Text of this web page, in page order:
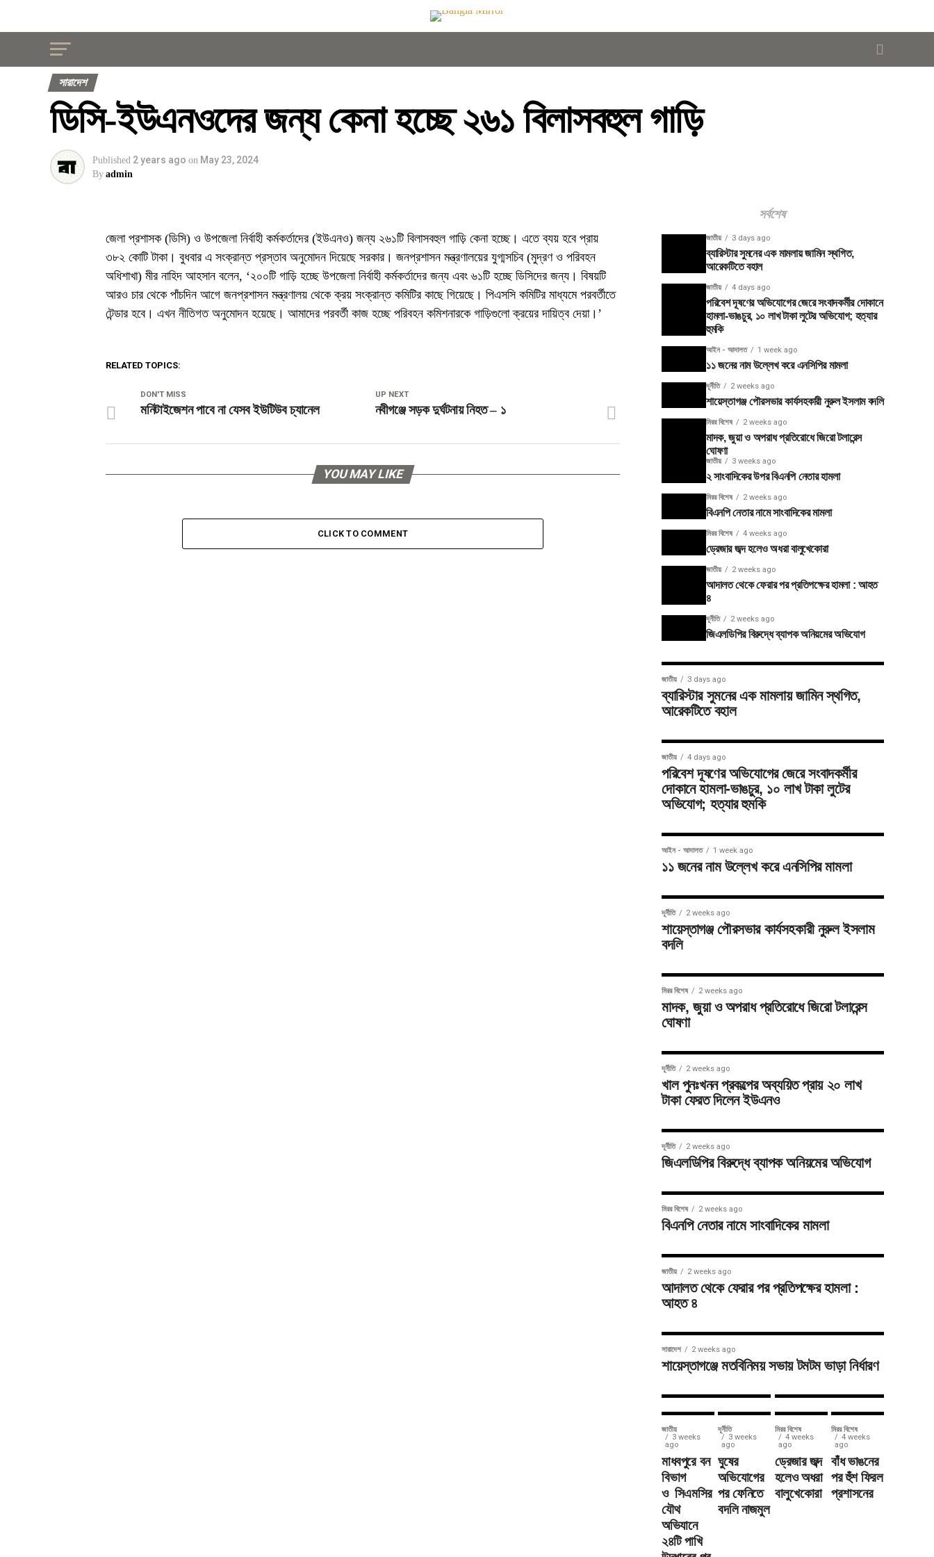
সারাদেশ
ডিসি-ইউএনওদের জন্য কেনা হচ্ছে ২৬১ বিলাসবহুল গাড়ি
Published 2 years ago on May 23, 2024
By admin
জেলা প্রশাসক (ডিসি) ও উপজেলা নির্বাহী কর্মকর্তাদের (ইউএনও) জন্য ২৬১টি বিলাসবহুল গাড়ি কেনা হচ্ছে। এতে ব্যয় হবে প্রায়
৩৮২ কোটি টাকা। বুধবার এ সংক্রান্ত প্রস্তাব অনুমোদন দিয়েছে সরকার। জনপ্রশাসন মন্ত্রণালয়ের যুগ্মসচিব (মুদ্রণ ও পরিবহন
অধিশাখা) মীর নাহিদ আহসান বলেন, ‘২০০টি গাড়ি হচ্ছে উপজেলা নির্বাহী কর্মকর্তাদের জন্য এবং ৬১টি হচ্ছে ডিসিদের জন্য। বিষয়টি
আরও চার থেকে পাঁচদিন আগে জনপ্রশাসন মন্ত্রণালয় থেকে ক্রয় সংক্রান্ত কমিটির কাছে গিয়েছে। পিএসসি কমিটির মাধ্যমে পরবর্তীতে
টেন্ডার হবে। এখন নীতিগত অনুমোদন হয়েছে। আমাদের পরবর্তী কাজ হচ্ছে পরিবহন কমিশনারকে গাড়িগুলো ক্রয়ের দায়িত্ব দেয়া।’
RELATED TOPICS:
UP NEXT
নবীগঞ্জে সড়ক দুর্ঘটনায় নিহত – ১
DON'T MISS
মনিটাইজেশন পাবে না যেসব ইউটিউব চ্যানেল
YOU MAY LIKE
CLICK TO COMMENT
সর্বশেষ
জাতীয় 3 days ago
ব্যারিস্টার সুমনের এক মামলায় জামিন স্থগিত,
আরেকটিতে বহাল
জাতীয় 4 days ago
পরিবেশ দূষণের অভিযোগের জেরে সংবাদকর্মীর দোকানে
হামলা-ভাঙচুর, ১০ লাখ টাকা লুটের অভিযোগ; হত্যার
হুমকি
আইন - আদালত 1 week ago
১১ জনের নাম উল্লেখ করে এনসিপির মামলা
দূর্নীতি 2 weeks ago
শায়েস্তাগঞ্জ পৌরসভার কার্যসহকারী নুরুল ইসলাম বদলি
মিরর বিশেষ 2 weeks ago
মাদক, জুয়া ও অপরাধ প্রতিরোধে জিরো টলারেন্স
ঘোষণা
জাতীয় 3 weeks ago
২ সাংবাদিকের উপর বিএনপি নেতার হামলা
মিরর বিশেষ 2 weeks ago
বিএনপি নেতার নামে সাংবাদিকের মামলা
মিরর বিশেষ 4 weeks ago
ড্রেজার জব্দ হলেও অধরা বালুখেকোরা
জাতীয় 2 weeks ago
আদালত থেকে ফেরার পর প্রতিপক্ষের হামলা : আহত
৪
দূর্নীতি 2 weeks ago
জিএলডিপির বিরুদ্ধে ব্যাপক অনিয়মের অভিযোগ
জাতীয় 3 days ago
ব্যারিস্টার সুমনের এক মামলায় জামিন স্থগিত,
আরেকটিতে বহাল
জাতীয় 4 days ago
পরিবেশ দূষণের অভিযোগের জেরে সংবাদকর্মীর
দোকানে হামলা-ভাঙচুর, ১০ লাখ টাকা লুটের
অভিযোগ; হত্যার হুমকি
আইন - আদালত 1 week ago
১১ জনের নাম উল্লেখ করে এনসিপির মামলা
দূর্নীতি 2 weeks ago
শায়েস্তাগঞ্জ পৌরসভার কার্যসহকারী নুরুল ইসলাম
বদলি
মিরর বিশেষ 2 weeks ago
মাদক, জুয়া ও অপরাধ প্রতিরোধে জিরো টলারেন্স
ঘোষণা
দূর্নীতি 2 weeks ago
খাল পুনঃখনন প্রকল্পের অব্যয়িত প্রায় ২০ লাখ
টাকা ফেরত দিলেন ইউএনও
দূর্নীতি 2 weeks ago
জিএলডিপির বিরুদ্ধে ব্যাপক অনিয়মের অভিযোগ
মিরর বিশেষ 2 weeks ago
বিএনপি নেতার নামে সাংবাদিকের মামলা
জাতীয় 2 weeks ago
আদালত থেকে ফেরার পর প্রতিপক্ষের হামলা :
আহত ৪
সারাদেশ 2 weeks ago
শায়েস্তাগঞ্জে মতবিনিময় সভায় টমটম ভাড়া নির্ধারণ
সাতছড়িতে
সড়ক ধসে
বালুভর্তি
ট্রাক খাদে,
যান চলাচল
বন্ধ
২
সাংবাদিকের
বিএনপি
হামলা
জাতীয়
3 weeks
ago
মাধবপুরে বন
বিভাগ
ও সিএমসির
যৌথ
অভিযানে
২৪টি পাখি
দূর্নীতি
3 weeks
ago
ঘুষের
অভিযোগের
পর ফেনিতে
বদলি নাজমুল
মিরর বিশেষ
4 weeks
ago
ড্রেজার জব্দ
হলেও অধরা
বালুখেকোরা
মিরর বিশেষ
4 weeks
ago
বাঁধ ভাঙনের
পর হুঁশ ফিরল
প্রশাসনের